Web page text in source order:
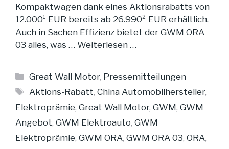
Kompaktwagen dank eines Aktionsrabatts von
12.000¹ EUR bereits ab 26.990² EUR erhältlich.
Auch in Sachen Effizienz bietet der GWM ORA
03 alles, was … Weiterlesen …
Kategorien
Great Wall Motor, Pressemitteilungen
Schlagwörter
Aktions-Rabatt,China Automobilhersteller,
Elektroprämie, Great Wall Motor, GWM, GWM
Angebot, GWM Elektroauto, GWM
Elektroprämie, GWM ORA, GWM ORA 03, ORA,